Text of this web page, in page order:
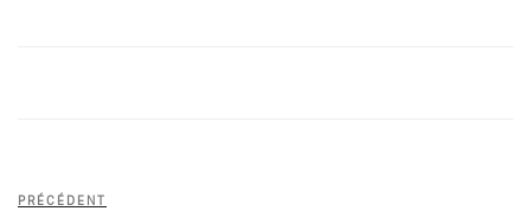
PRÉCÉDENT